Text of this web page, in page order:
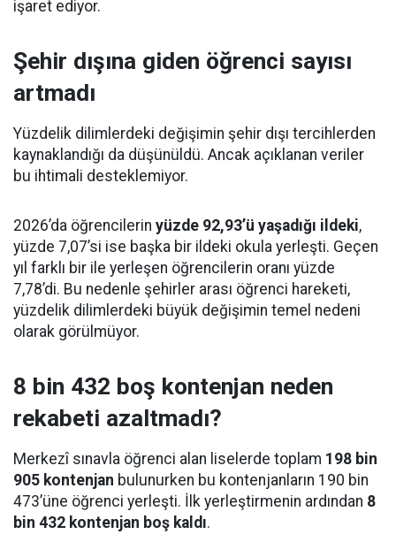
işaret ediyor.
Şehir dışına giden öğrenci sayısı
artmadı
Yüzdelik dilimlerdeki değişimin şehir dışı tercihlerden
kaynaklandığı da düşünüldü. Ancak açıklanan veriler
bu ihtimali desteklemiyor.
2026’da öğrencilerin yüzde 92,93’ü yaşadığı ildeki,
yüzde 7,07’si ise başka bir ildeki okula yerleşti. Geçen
yıl farklı bir ile yerleşen öğrencilerin oranı yüzde
7,78’di. Bu nedenle şehirler arası öğrenci hareketi,
yüzdelik dilimlerdeki büyük değişimin temel nedeni
olarak görülmüyor.
8 bin 432 boş kontenjan neden
rekabeti azaltmadı?
Merkezî sınavla öğrenci alan liselerde toplam 198 bin
905 kontenjan bulunurken bu kontenjanların 190 bin
473’üne öğrenci yerleşti. İlk yerleştirmenin ardından 8
bin 432 kontenjan boş kaldı.